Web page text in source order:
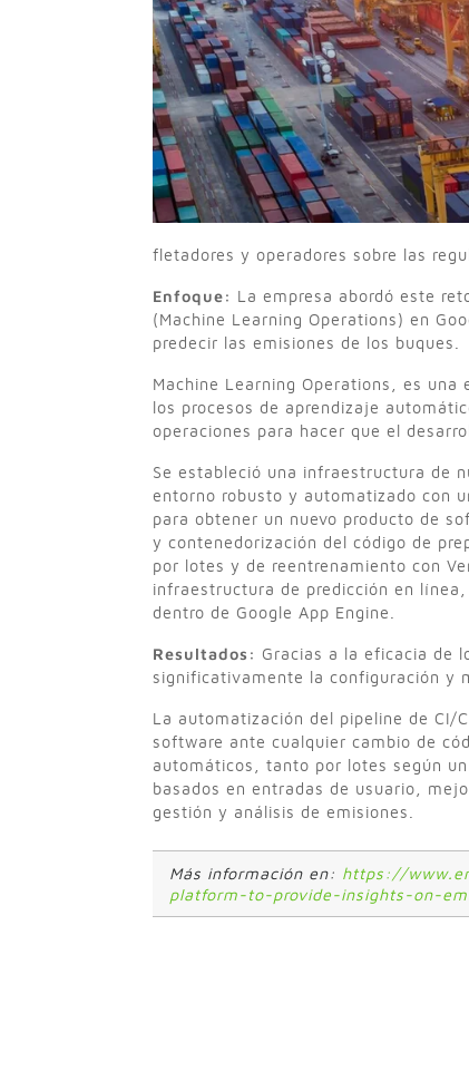
fletadores y operadores sobre las
Enfoque: La empresa abordó este
(Machine Learning Operations) en
predecir las emisiones de los buques.
Machine Learning Operations, es
los procesos de aprendizaje
operaciones para hacer que el
Se estableció una infraestructura de
entorno robusto y automatizado con
para obtener un nuevo producto de
y contenedorización del código de
por lotes y de reentrenamiento con
infraestructura de predicción en
dentro de Google App Engine.
Resultados: Gracias a la eficacia de
significativamente la configuración y
La automatización del pipeline de CI/
software ante cualquier cambio de
automáticos, tanto por lotes según
basados en entradas de usuario,
gestión y análisis de emisiones.
Más información en: https://
platform-to-provide-insights-on-